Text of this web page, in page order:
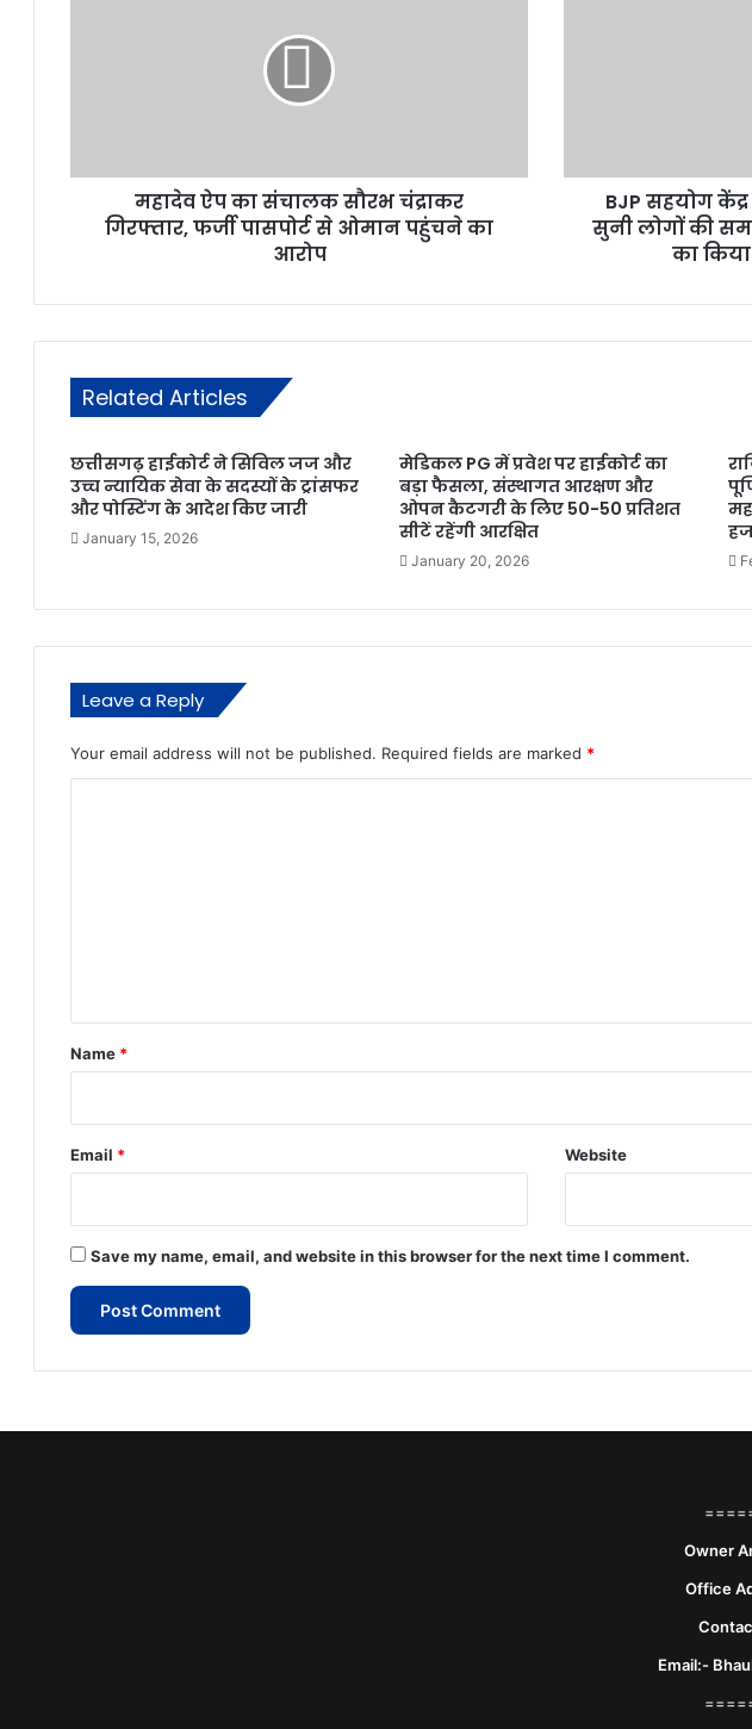
महादेव ऐप का संचालक सौरभ चंद्राकर
गिरफ्तार, फर्जी पासपोर्ट से ओमान पहुंचने का
आरोप
BJP सहयोग
सुनी लोगों की
का
Related Articles
छत्तीसगढ़ हाईकोर्ट ने सिविल जज और
उच्च न्यायिक सेवा के सदस्यों के ट्रांसफर
और पोस्टिंग के आदेश किए जारी
January 15, 2026
मेडिकल PG में प्रवेश पर हाईकोर्ट का
बड़ा फैसला, संस्थागत आरक्षण और
ओपन कैटगरी के लिए 50-50 प्रतिशत
सीटें रहेंगी आरक्षित
January 20, 2026
Leave a Reply
Your email address will not be published. Required fields are marked *
*
Name *
Email * Website
Save my name, email, and website in this browser for the next time I comment.
Owner
Office
Email:-